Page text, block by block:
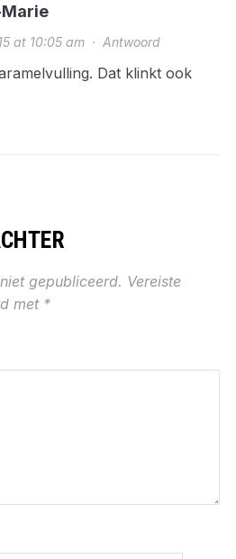
at 10:05 am· Antwoord
Dat klinkt ook
gepubliceerd. Vereiste
met *